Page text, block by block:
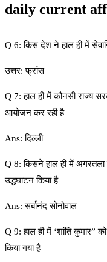
daily current
Q 6: किस देश ने हाल ही में
उत्तर: फ्रांस
Q 7: हाल ही में कौनसी राज्य
आयोजन कर रही है
Ans: दिल्ली
Q 8: किसने हाल ही में
उद्धघाटन किया है
Ans: सर्बानंद सोनोवाल
Q 9: हाल ही में ‘शांति कुमार”
किया गया है